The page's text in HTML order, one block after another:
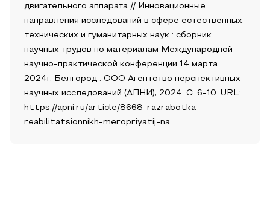
двигательного аппарата // Инновационные
направления исследований в сфере естественных,
технических и гуманитарных наук : сборник
научных трудов по материалам Международной
научно-практической конференции 14 марта
2024г. Белгород : ООО Агентство перспективных
научных исследований (АПНИ), 2024. С. 6-10. URL:
https://apni.ru/article/8668-razrabotka-
reabilitatsionnikh-meropriyatij-na